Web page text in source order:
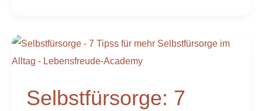
Selbstfürsorge: 7
Selbstfürsorge:
7
für